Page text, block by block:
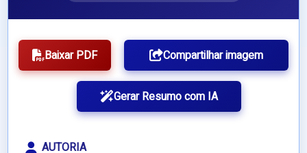
Baixar PDF Compartilhar imagem
Gerar Resumo com IA
AUTORIA